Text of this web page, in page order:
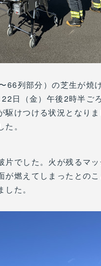
66列部分）の芝生が焼
日（金）午後2時半ご
けつける状況となり
。
でした。火が残るマ
燃えてしまったとの
た。